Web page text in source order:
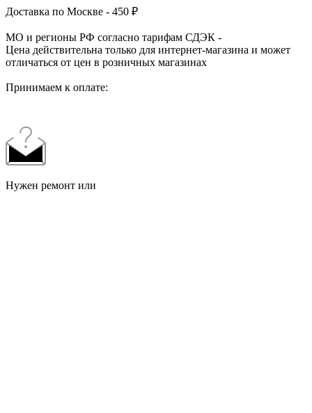
Доставка по Москве - 450 ₽
МО и регионы РФ согласно тарифам СДЭК -
Цена действительна только для интернет-магазина и может
отличаться от цен в розничных магазинах
Принимаем к оплате:
Нужен ремонт или